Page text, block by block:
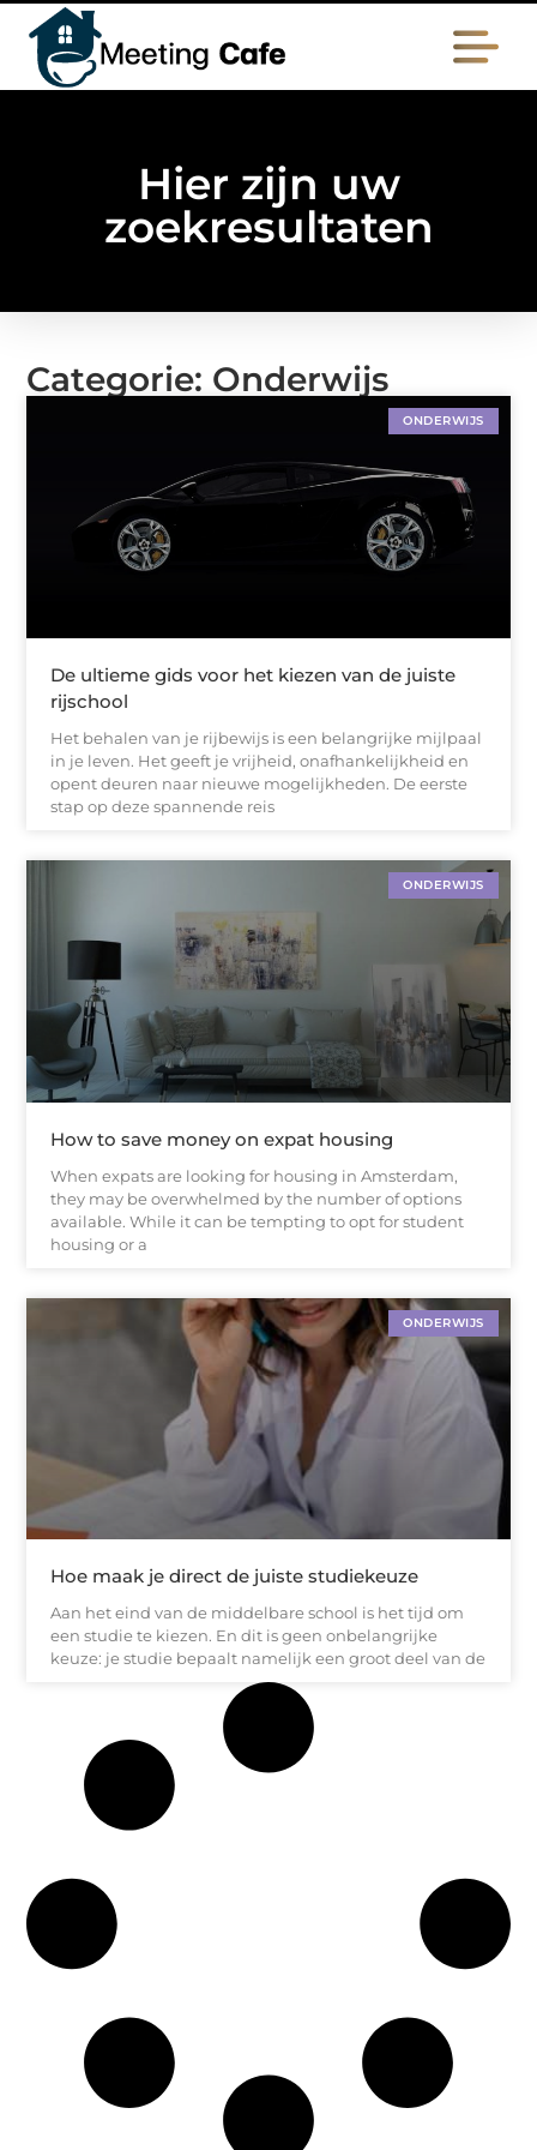
Hier zijn uw
zoekresultaten
Categorie: Onderwijs
ONDERWIJS
De ultieme gids voor het kiezen van de juiste
rijschool
Het behalen van je rijbewijs is een belangrijke mijlpaal
in je leven. Het geeft je vrijheid, onafhankelijkheid en
opent deuren naar nieuwe mogelijkheden. De eerste
stap op deze spannende reis
ONDERWIJS
How to save money on expat housing
When expats are looking for housing in Amsterdam,
they may be overwhelmed by the number of options
available. While it can be tempting to opt for student
housing or a
ONDERWIJS
Hoe maak je direct de juiste studiekeuze
Aan het eind van de middelbare school is het tijd om
een studie te kiezen. En dit is geen onbelangrijke
keuze: je studie bepaalt namelijk een groot deel van de